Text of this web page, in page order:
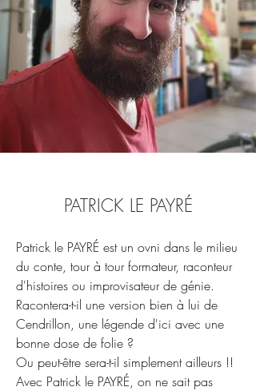
PATRICK LE PAYRÉ
Patrick le PAYRÉ est un ovni dans le milieu
du conte, tour à tour formateur, raconteur
d'histoires ou improvisateur de génie.
Racontera-t-il une version bien à lui de
Cendrillon, une légende d'ici avec une
bonne dose de folie ?
Ou peut-être sera-t-il simplement ailleurs !!
Avec Patrick le PAYRÉ, on ne sait pas